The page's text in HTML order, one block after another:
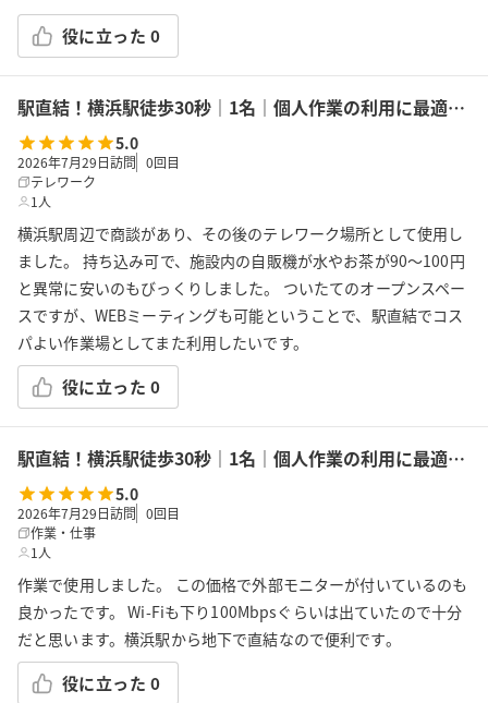
役に立った 0
駅直結！横浜駅徒歩30秒｜1名｜個人作業の利用に最適！エキニア横浜｜5階ハマポート「コワーキングスペース」B
5.0
2026年7月29日訪問 0回目
テレワーク
1人
横浜駅周辺で商談があり、その後のテレワーク場所として使用し
ました。 持ち込み可で、施設内の自販機が水やお茶が90〜100円
と異常に安いのもびっくりしました。 ついたてのオープンスペー
スですが、WEBミーティングも可能ということで、駅直結でコス
パよい作業場としてまた利用したいです。
役に立った 0
駅直結！横浜駅徒歩30秒｜1名｜個人作業の利用に最適！エキニア横浜｜5階ハマポート「コワーキングスペース」A
5.0
2026年7月29日訪問 0回目
作業・仕事
1人
作業で使用しました。 この価格で外部モニターが付いているのも
良かったです。 Wi-Fiも下り100Mbpsぐらいは出ていたので十分
だと思います。横浜駅から地下で直結なので便利です。
役に立った 0